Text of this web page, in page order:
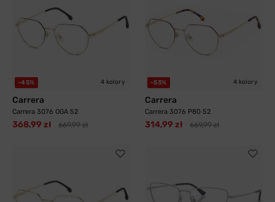
-45% 4 kolory
Carrera
Carrera 3076 OGA 52
368,99 zł 669,99 zł
-53% 4 kolory
Carrera
Carrera 3076 P80 52
314,99 zł 669,99 zł